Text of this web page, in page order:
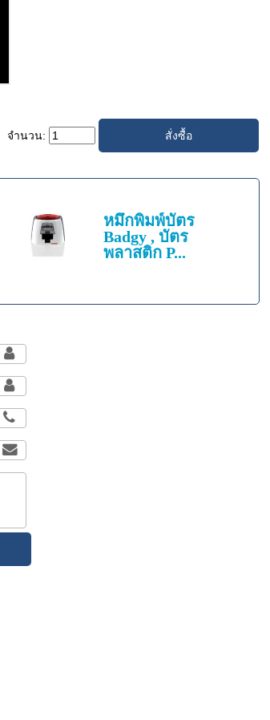
จำนวน:
หมึกพิมพ์บัตร
Badgy , บัตร
พลาสติก P...